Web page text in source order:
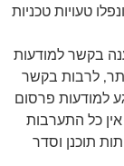
טעויות טכניות
בקשר למודעות
לרבות בקשר
למודעות פרסום
כל התערבות
תוכנן וסדר